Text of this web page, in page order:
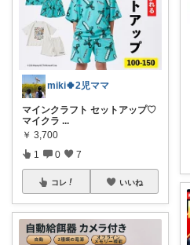
miki🍀2児ママ
マインクラフト セットアップ♡
マイクラ ...
￥ 3,700
1 0 7
コレ いいね